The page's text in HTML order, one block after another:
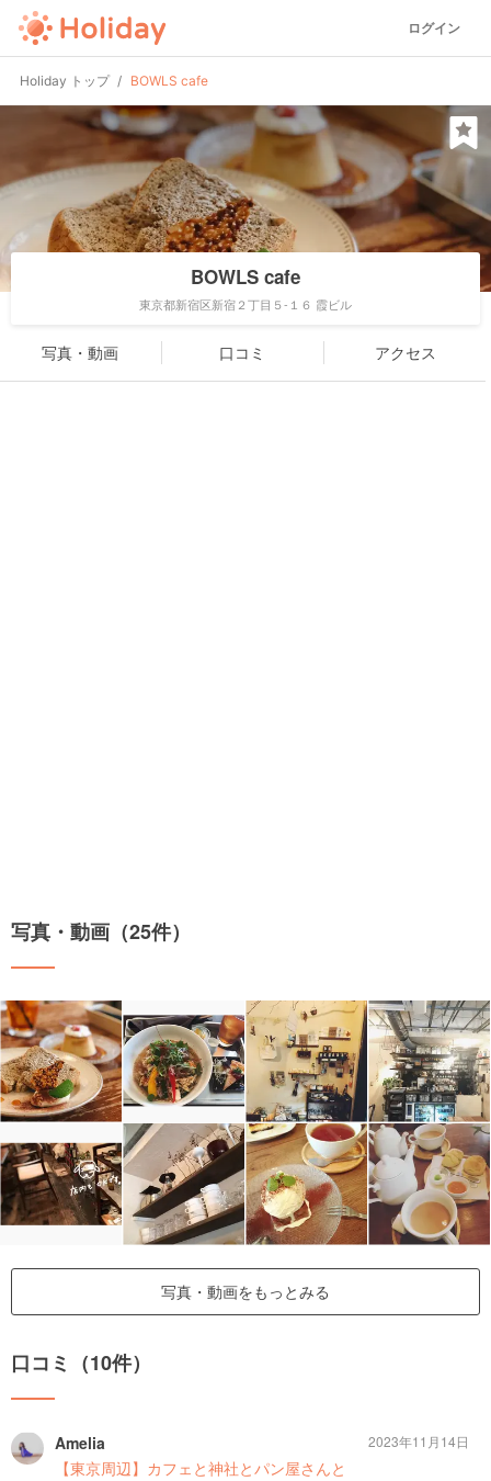
ログイン
Holiday トップ BOWLS cafe
BOWLS cafe
東京都新宿区新宿２丁目５-１６ 霞ビル
写真・動画 口コミ アクセス
写真・動画（25件）
写真・動画をもっとみる
口コミ（10件）
Amelia
【東京周辺】カフェと神社とパン屋さんと
2023年11月14日